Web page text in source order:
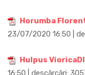
Horumba
23/07/2020 16:50 |
Hulpus
16:50 | descărcări: